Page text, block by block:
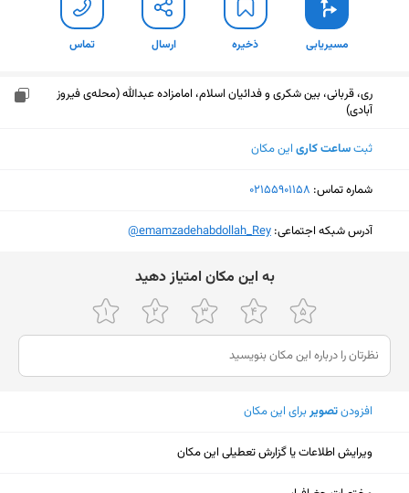
مسیریابی ذخیره ارسال تماس
ری، قربانی، بین شکری و فدائیان اسلام، امامزاده عبدالله (محله‌ی فیروز
آبادی)
ثبتساعت کاری این مکان
شماره تماس: ‎02155901158
آدرس شبکه اجتماعی: ‎@emamzadehabdollah_Rey
ﺑﻪ اﯾﻦ ﻣﮑﺎن اﻣﺘﯿﺎز دﻫﯿﺪ
افزودنتصویربرای این مکان
ویرایش اطلاعات یا گزارش تعطیلی این مکان